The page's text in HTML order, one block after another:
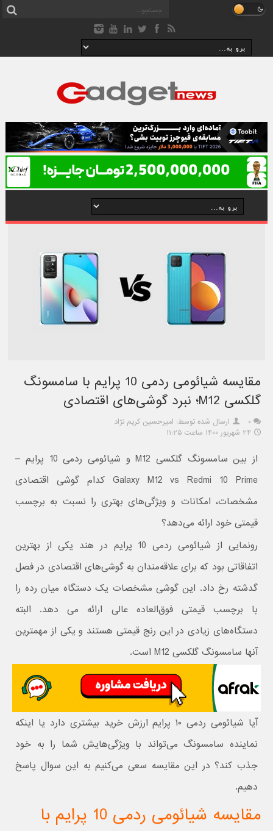
مقایسه شیائومی ردمی 10 پرایم با سامسونگ
گلکسی M12؛ نبرد گوشی‌های اقتصادی
۰
ارسال شده توسط: امیرحسین کریم نژاد
۲۴ شهریور ۱۴۰۰ ساعت ۱۱:۲۵
از بین سامسونگ گلکسی M12 و شیائومی ردمی 10 پرایم –
Galaxy M12 vs Redmi 10 Prime کدام گوشی اقتصادی
مشخصات، امکانات و ویژگی‌های بهتری را نسبت به برچسب
قیمتی خود ارائه می‌دهد؟
رونمایی از شیائومی ردمی 10 پرایم در هند یکی از بهترین
اتفاقاتی بود که برای علاقه‌مندان به گوشی‌های اقتصادی در فصل
گدشته رخ داد. این گوشی مشخصات یک دستگاه میان رده را
با برچسب قیمتی فوق‌العاده عالی ارائه می دهد. البته
دستگاه‌های زیادی در این رنج قیمتی هستند و یکی از مهمترین
آنها سامسونگ گلکسی M12 است.
آیا شیائومی ردمی ۱۰ پرایم ارزش خرید بیشتری دارد یا اینکه
نماینده سامسونگ می‌تواند با ویژگی‌هایش شما را به خود
جذب کند؟ در این مقایسه سعی می‌کنیم به این سوال پاسخ
دهیم.
مقایسه شیائومی ردمی 10 پرایم با